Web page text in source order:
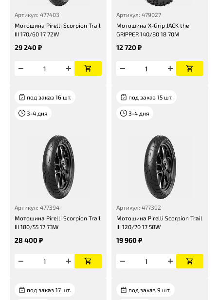
Артикул: 477403
Мотошина Pirelli Scorpion Trail
III 170/60 17 72W
29 240 ₽
Артикул: 479027
Мотошина X-Grip JACK the
GRIPPER 140/80 18 70M
12 720 ₽
под заказ 16 шт.
3-4 дня
Артикул: 477394
Мотошина Pirelli Scorpion Trail
III 180/55 17 73W
28 400 ₽
под заказ 15 шт.
3-4 дня
Артикул: 477392
Мотошина Pirelli Scorpion Trail
III 120/70 17 58W
19 960 ₽
под заказ 17 шт. под заказ 9 шт.